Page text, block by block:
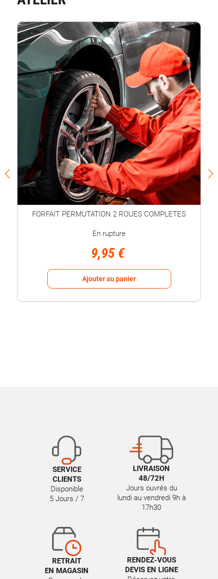
FORFAIT PERMUTATION 2 ROUES COMPLETES
En rupture
9,95 €
Ajouter au panier
SERVICE
CLIENTS
Disponible
5 Jours / 7
LIVRAISON
48/72H
Jours ouvrés du
lundi au vendredi 9h à
17h30
RETRAIT
EN MAGASIN
RENDEZ-VOUS
DEVIS EN LIGNE